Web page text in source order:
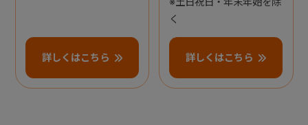
詳しくはこちら
く
詳しくはこちら